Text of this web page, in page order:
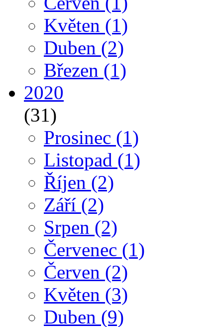
Květen (1)
Duben (2)
Březen (1)
2020
(31)
Prosinec (1)
Listopad (1)
Říjen (2)
Září (2)
Srpen (2)
Červenec (1)
Červen (2)
Květen (3)
Duben (9)